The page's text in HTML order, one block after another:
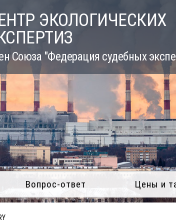
ЭКОЛОГИЧЕСКИХ
Союза "Федерация судебных
Вопрос-ответ Цены и